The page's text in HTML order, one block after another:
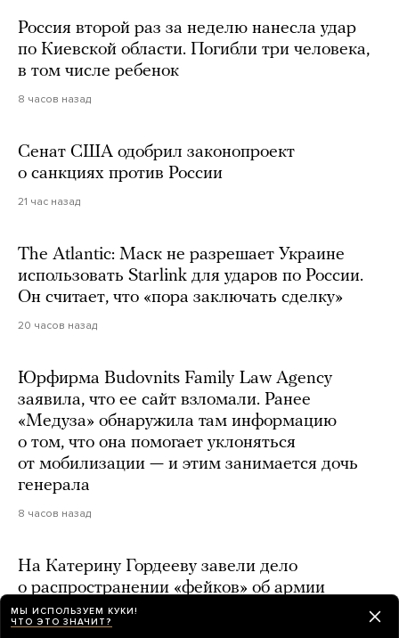
Россия второй раз за неделю нанесла удар
по Киевской области. Погибли три человека,
в том числе ребенок
8 часов назад
Сенат США одобрил законопроект
о санкциях против России
21 час назад
The Atlantic: Маск не разрешает Украине
использовать Starlink для ударов по России.
Он считает, что «пора заключать сделку»
20 часов назад
Юрфирма Budovnits Family Law Agency
заявила, что ее сайт взломали. Ранее
«Медуза» обнаружила там информацию
о том, что она помогает уклоняться
от мобилизации — и этим занимается дочь
генерала
8 часов назад
На Катерину Гордееву завели дело
о распространении «фейков» об армии
день назад
МЫ ИСПОЛЬЗУЕМ КУКИ!
ЧТО ЭТО ЗНАЧИТ?